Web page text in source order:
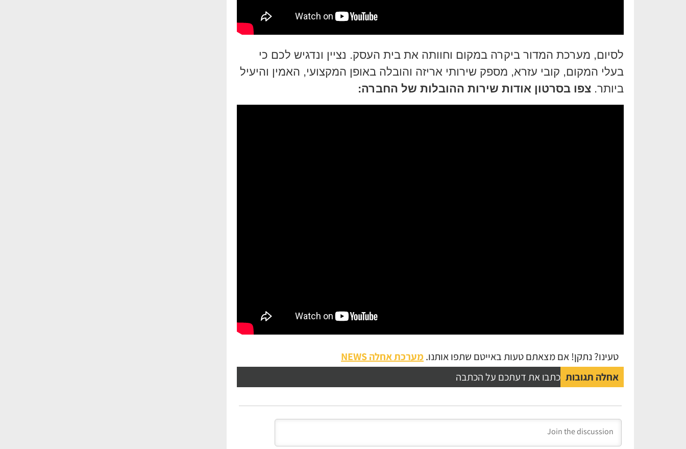
לסיום, מערכת המדור ביקרה במקום וחוותה את בית העסק. נציין ונדגיש לכם כי
בעלי המקום, קובי עזרא, מספק שירותי אריזה והובלה באופן המקצועי, האמין והיעיל
ביותר. צפו בסרטון אודות שירות ההובלות של החברה:
טעינו? נתקן! אם מצאתם טעות באייטם שתפו אותנו. מערכת אחלה NEWS
אחלה תגובות כתבו את דעתכם על הכתבה